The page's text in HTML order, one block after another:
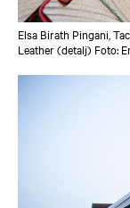
Elsa Birath Pingani,
Leather (detalj) Foto: